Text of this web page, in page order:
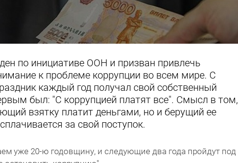
по инициативе ООН и призван привлечь
к проблеме коррупции во всем мире. С
каждый год получал свой собственный
был: "С коррупцией платят все". Смысл в том,
взятку платит деньгами, но и берущий ее
за свой поступок.
уже 20-ю годовщину, и следующие два года пройдут под